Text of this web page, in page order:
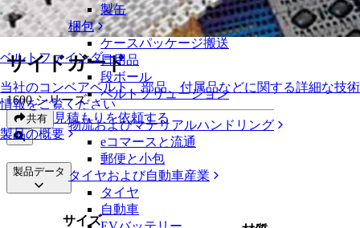
ベルトファインダー
当社のコンベアベルト、部品、付属品などに関する詳細な技術
情報をご覧ください
製品の概要
製缶
梱包
ケースパッケージ搬送
日用品
段ボール
ベルトソリューション
物流およびマテリアルハンドリング
eコマースと流通
郵便と小包
タイヤおよび自動車産業
タイヤ
自動車
1600 シリーズ
サイドガード
サイドガード
1600 シリーズ
共有 見積もりを依頼する
製品データ
サイズ